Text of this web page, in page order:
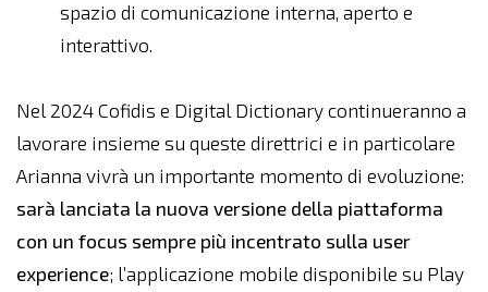
spazio di comunicazione interna, aperto e
interattivo.
Nel 2024 Cofidis e Digital Dictionary continueranno a
lavorare insieme su queste direttrici e in particolare
Arianna vivrà un importante momento di evoluzione:
sarà lanciata la nuova versione della piattaforma
con un focus sempre più incentrato sulla user
experience; l’applicazione mobile disponibile su Play